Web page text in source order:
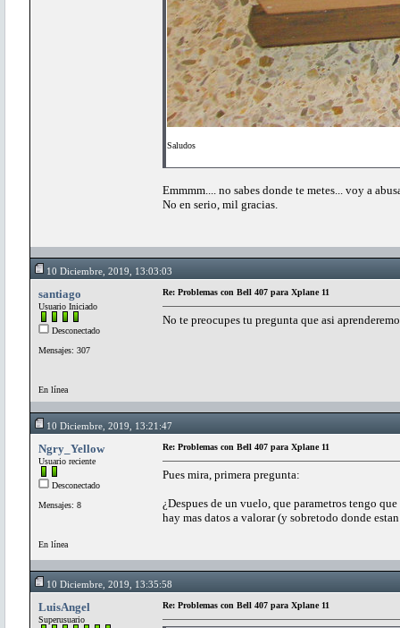
Saludos
Emmmm.... no sabes donde te metes... voy a
No en serio, mil gracias.
10 Diciembre, 2019, 13:03:03
santiago
Usuario Iniciado
Desconectado
Mensajes: 307
En línea
Re: Problemas con Bell 407 para Xplane 11
No te preocupes tu pregunta que asi
10 Diciembre, 2019, 13:21:47
Ngry_Yellow
Usuario reciente
Desconectado
Mensajes: 8
En línea
Re: Problemas con Bell 407 para Xplane 11
Pues mira, primera pregunta:
¿Despues de un vuelo, que parametros tengo
hay mas datos a valorar (y sobretodo donde
10 Diciembre, 2019, 13:35:58
LuisAngel
Superusuario
Re: Problemas con Bell 407 para Xplane 11